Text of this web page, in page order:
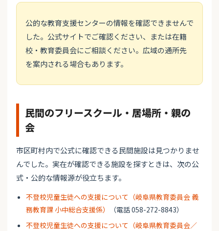
公的な教育支援センターの情報を確認できませんで
した。公式サイトでご確認ください、または在籍
校・教育委員会にご相談ください。広域の通所先
を案内される場合もあります。
民間のフリースクール・居場所・親の
会
市区町村内で公式に確認できる民間施設は見つかりませ
んでした。実在が確認できる施設を探すときは、次の公
式・公的な情報源が役立ちます。
不登校児童生徒への支援について（岐阜県教育委員会 義
務教育課 小中総合支援係）
（電話 058-272-8843）
不登校児童生徒への支援について（岐阜県教育委員会／